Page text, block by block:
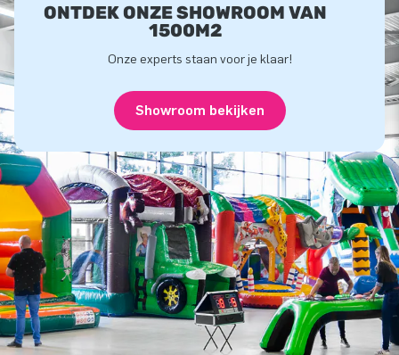
ONTDEK ONZE SHOWROOM VAN
1500M2
Onze experts staan voor je klaar!
Showroom bekijken